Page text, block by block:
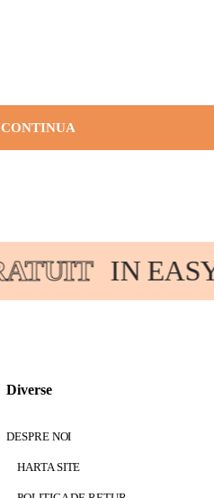
CONTINUA
IN
Diverse
DESPRE NOI
HARTA SITE